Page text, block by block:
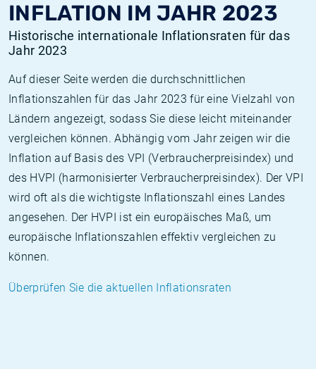
INFLATION IM JAHR 2023
Historische internationale Inflationsraten für das
Jahr 2023
Auf dieser Seite werden die durchschnittlichen
Inflationszahlen für das Jahr 2023 für eine Vielzahl von
Ländern angezeigt, sodass Sie diese leicht miteinander
vergleichen können. Abhängig vom Jahr zeigen wir die
Inflation auf Basis des VPI (Verbraucherpreisindex) und
des HVPI (harmonisierter Verbraucherpreisindex). Der VPI
wird oft als die wichtigste Inflationszahl eines Landes
angesehen. Der HVPI ist ein europäisches Maß, um
europäische Inflationszahlen effektiv vergleichen zu
können.
Überprüfen Sie die aktuellen Inflationsraten